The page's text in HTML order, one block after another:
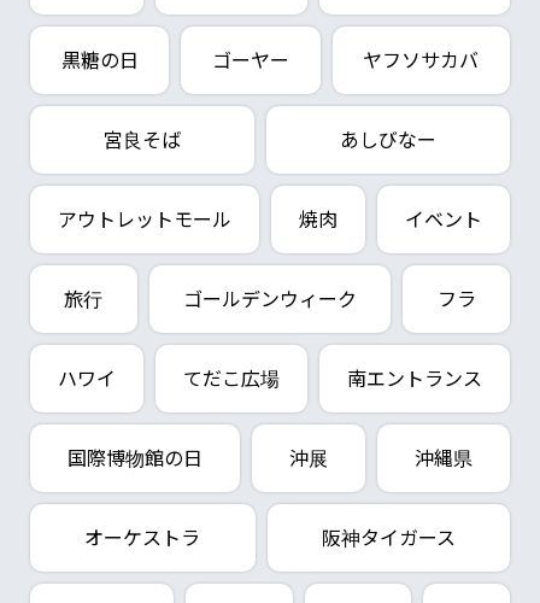
黒糖の日 ゴーヤー ヤフソサカバ
宮良そば あしびなー
アウトレットモール 焼肉 イベント
旅行 ゴールデンウィーク フラ
ハワイ てだこ広場 南エントランス
国際博物館の日 沖展 沖縄県
オーケストラ 阪神タイガース